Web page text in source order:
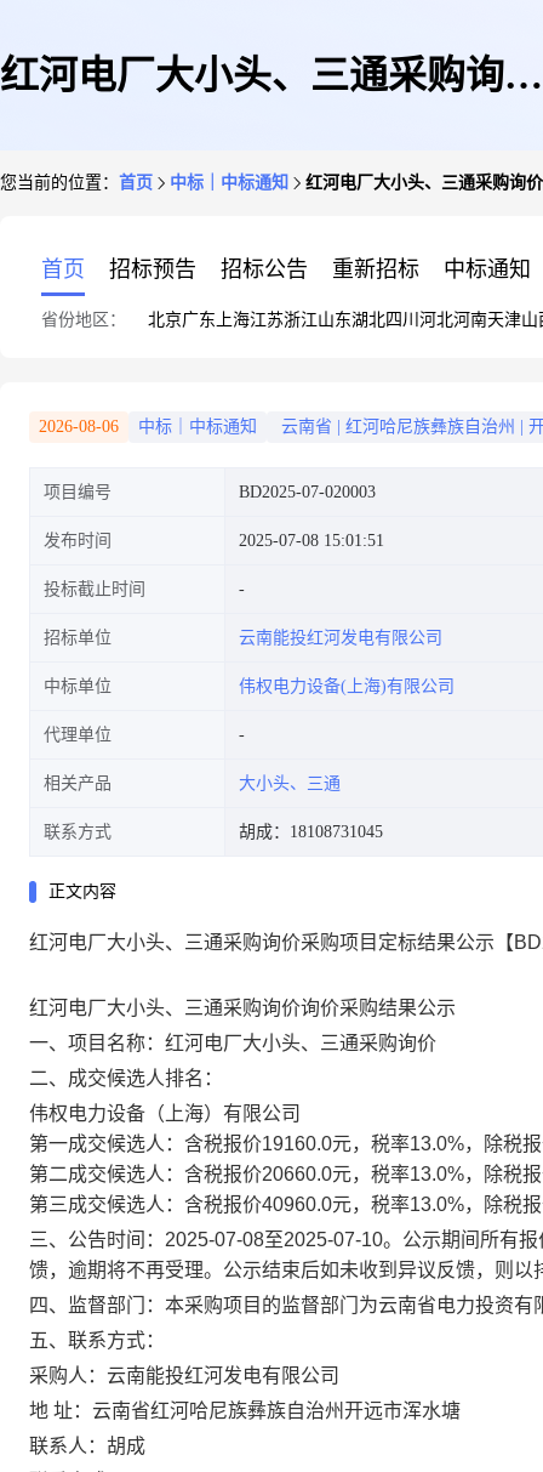
红河电厂大小头、三通采购询价
您当前的位置： 首页 中标｜中标通知 红河电厂大小头、三通采购询
首页 招标预告 招标公告 重新招标 中标通知
省份地区： 北京广东 上海江苏浙江山东湖北四川 河北河南天津山
2026-08-06 中标｜中标通知 云南省 红河哈尼族彝族自治州
项目编号 BD2025-07-020003
发布时间 2025-07-08 15:01:51
投标截止时间
招标单位 云南能投红河发电有限公司
中标单位 伟权电力设备(上海)有限公司
代理单位
相关产品 大小头、三通
联系方式 胡成：18108731045
正文内容
红河电厂大小头、三通采购询价采购项目定标结果公示【
红河电厂大小头、三通采购询价询价采购结果公示
一、项目名称：红河电厂大小头、三通采购询价
二、成交候选人排名：
伟权电力设备（上海）有限公司
第一成交候选人：含税报价19160.0元，税率13.0%，除税
第二成交候选人：含税报价20660.0元，税率13.0%，除税
第三成交候选人：含税报价40960.0元，税率13.0%，除税
三、公告时间：2025-07-08至2025-07-10。公示期间所有
馈，逾期将不再受理。公示结束后如未收到异议反馈，则
四、监督部门：本采购项目的监督部门为云南省电力投资有
五、联系方式：
采购人：云南能投红河发电有限公司
地 址：云南省红河哈尼族彝族自治州开远市浑水塘
联系人：胡成